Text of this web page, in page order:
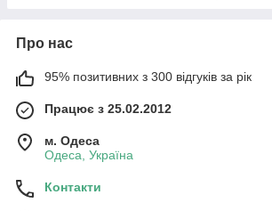
Про нас
95% позитивних з 300 відгуків за рік
Працює з 25.02.2012
м. Одеса
Одеса, Україна
Контакти